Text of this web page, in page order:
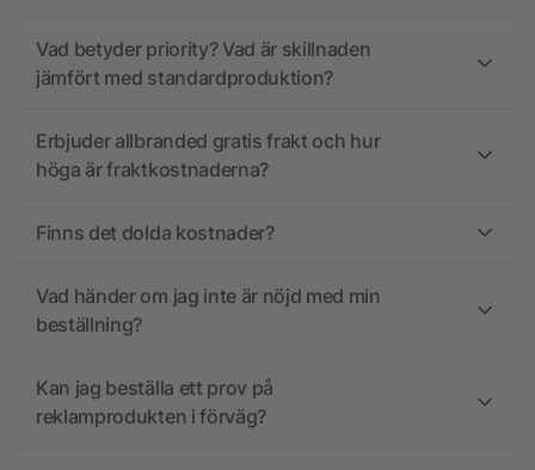
Vad betyder priority? Vad är skillnaden
jämfört med standardproduktion?
Erbjuder allbranded gratis frakt och hur
höga är fraktkostnaderna?
Finns det dolda kostnader?
Vad händer om jag inte är nöjd med min
beställning?
Kan jag beställa ett prov på
reklamprodukten i förväg?